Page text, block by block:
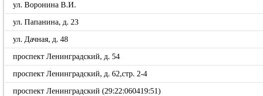
ул. Воронина В.И.
ул. Папанина, д. 23
ул. Дачная, д. 48
проспект Ленинградский, д. 54
проспект Ленинградский, д. 62,стр. 2-4
проспект Ленинградский (29:22:060419:51)